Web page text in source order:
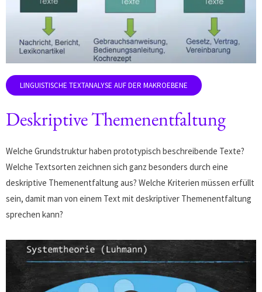
Deskriptive Themenentfaltung
Welche Grundstruktur haben prototypisch beschreibende Texte?
Welche Textsorten zeichnen sich ganz besonders durch eine
deskriptive Themenentfaltung aus? Welche Kriterien müssen erfüllt
sein, damit man von einem Text mit deskriptiver Themenentfaltung
sprechen kann?